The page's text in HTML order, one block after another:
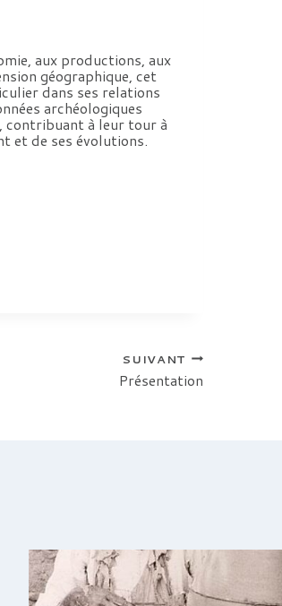
aux productions, aux
géographique, cet
dans ses relations
archéologiques
contribuant à leur tour à
et de ses évolutions.
SUIVANT
Présentation